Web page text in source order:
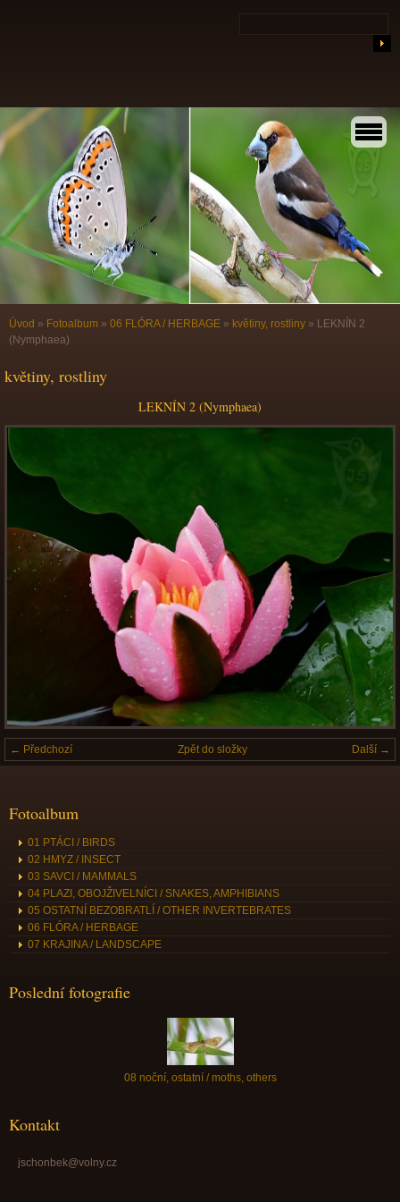
Úvod » Fotoalbum » 06 FLÓRA / HERBAGE » květiny, rostliny » LEKNÍN 2
(Nymphaea)
květiny, rostliny
LEKNÍN 2 (Nymphaea)
← Předchozí Další →
Zpět do složky
Fotoalbum
01 PTÁCI / BIRDS
02 HMYZ / INSECT
03 SAVCI / MAMMALS
04 PLAZI, OBOJŽIVELNÍCI / SNAKES, AMPHIBIANS
05 OSTATNÍ BEZOBRATLÍ / OTHER INVERTEBRATES
06 FLÓRA / HERBAGE
07 KRAJINA / LANDSCAPE
Poslední fotografie
08 noční, ostatní / moths, others
Kontakt
jschonbek@volny.cz